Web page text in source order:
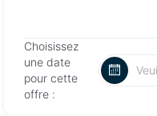
Choisissez
une date
pour cette
offre :